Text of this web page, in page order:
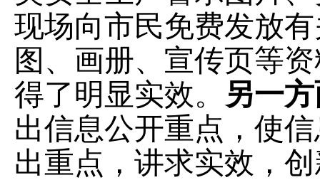
现场向市民免费发放
图、画册、宣传页等
得了明显实效。
另一
出信息公开重点，使
出重点，讲求实效，